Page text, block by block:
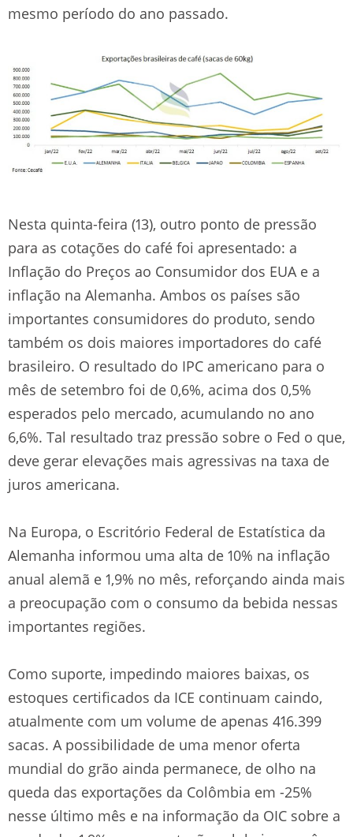
mesmo período do ano passado.
Nesta quinta-feira (13), outro ponto de pressão
para as cotações do café foi apresentado: a
Inflação do Preços ao Consumidor dos EUA e a
inflação na Alemanha. Ambos os países são
importantes consumidores do produto, sendo
também os dois maiores importadores do café
brasileiro. O resultado do IPC americano para o
mês de setembro foi de 0,6%, acima dos 0,5%
esperados pelo mercado, acumulando no ano
6,6%. Tal resultado traz pressão sobre o Fed o que,
deve gerar elevações mais agressivas na taxa de
juros americana.
Na Europa, o Escritório Federal de Estatística da
Alemanha informou uma alta de 10% na inflação
anual alemã e 1,9% no mês, reforçando ainda mais
a preocupação com o consumo da bebida nessas
importantes regiões.
Como suporte, impedindo maiores baixas, os
estoques certificados da ICE continuam caindo,
atualmente com um volume de apenas 416.399
sacas. A possibilidade de uma menor oferta
mundial do grão ainda permanece, de olho na
queda das exportações da Colômbia em -25%
nesse último mês e na informação da OIC sobre a